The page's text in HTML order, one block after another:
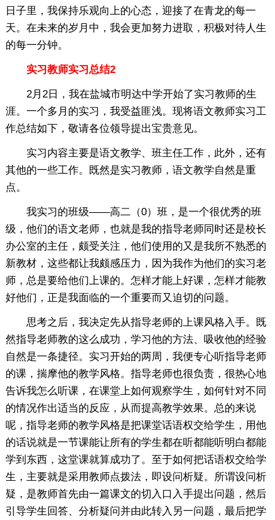
日子里，我保持乐观向上的心态，迎接了在青龙的每一
天。在未来的岁月中，我会更加努力进取，积极对待人生
的每一分钟。
实习教师实习总结2
2月2日，我在盐城市明达中学开始了实习教师的生
涯。一个多月的实习，我受益匪浅。现将语文教师实习工
作总结如下，敬请各位领导提出宝贵意见。
实习内容主要是语文教学、班主任工作，此外，还有
其他的一些工作。既然是实习教师，语文教学自然是重
点。
我实习的班级——高二（0）班，是一个很优秀的班
级，他们的语文老师，也就是我的指导老师同时还是校长
办公室的主任，颇受关注，他们使用的又是我所不熟悉的
新教材，这些都让我颇感压力，因为我作为他们的实习老
师，总是要给他们上课的。怎样才能上好课，怎样才能教
好他们，正是我面临的一个重要而又迫切的问题。
思考之后，我决定先从指导老师的上课风格入手。既
然指导老师教的这么成功，学习他的方法、吸收他的经验
自然是一条捷径。实习开始的两周，我便专心听指导老师
的课，揣摩他的教学风格。指导老师也很负责，很热心地
告诉我怎么听课，在课堂上如何观察学生，如何针对不同
的情况作出适当的反应，从而提高教学效果。总的来说
呢，指导老师的教学风格是把课堂话语权交给学生，用他
的话说就是一节课能让所有的学生都在听都能听明白都能
学到东西，这堂课就算成功了。至于如何把话语权交给学
生，主要就是采用教师点拨法，即设问析疑。所谓设问析
疑，是教师首先由一篇课文的切入口入手提出问题，然后
引导学生回答、分析疑问并由此转入另一问题，最后把学